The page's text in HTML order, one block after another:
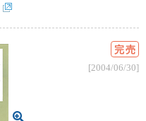
完売
[2004/06/30]